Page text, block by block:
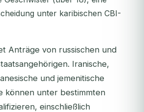
unter karibischen CBI-
Anträge von russischen und
Iranische,
und jemenitische
können unter bestimmten
einschließlich